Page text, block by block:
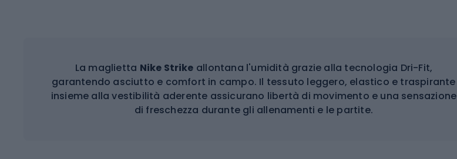
La maglietta Nike Strike allontana l'umidità grazie alla tecnologia Dri-Fit,
garantendo asciutto e comfort in campo. Il tessuto leggero, elastico e traspirante
insieme alla vestibilità aderente assicurano libertà di movimento e una sensazione
di freschezza durante gli allenamenti e le partite.